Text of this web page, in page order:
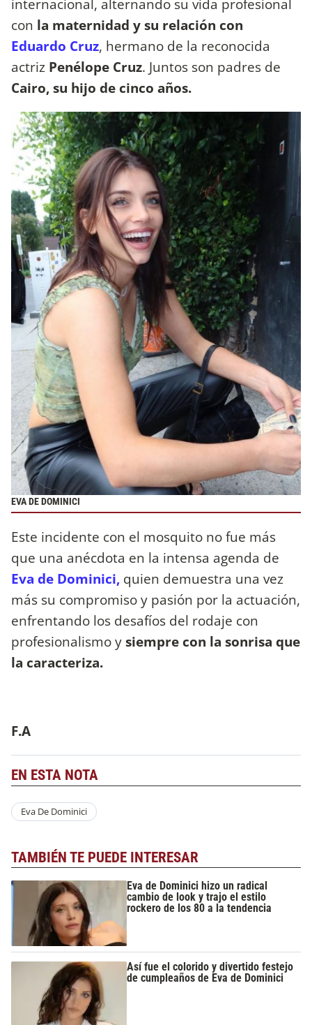
internacional, alternando su vida profesional
con la maternidad y su relación con
Eduardo Cruz, hermano de la reconocida
actriz Penélope Cruz. Juntos son padres de
Cairo, su hijo de cinco años.
EVA DE DOMINICI
Este incidente con el mosquito no fue más
que una anécdota en la intensa agenda de
Eva de Dominici, quien demuestra una vez
más su compromiso y pasión por la actuación,
enfrentando los desafíos del rodaje con
profesionalismo ysiempre con la sonrisa que
la caracteriza.
F.A
EN ESTA NOTA
Eva De Dominici
TAMBIÉN TE PUEDE INTERESAR
Eva de Dominici hizo un radical
cambio de look y trajo el estilo
rockero de los 80 a la tendencia
Así fue el colorido y divertido festejo
de cumpleaños de Eva de Dominici